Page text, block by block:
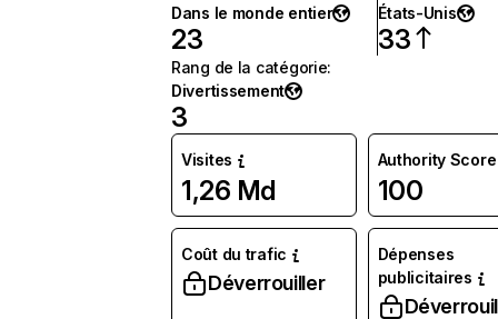
Dans le monde entier
23
États-Unis
33
Rang de la catégorie:
Divertissement
3
Visites
1,26 Md
Authority Score
100
Coût du trafic
Déverrouiller
Dépenses
publicitaires